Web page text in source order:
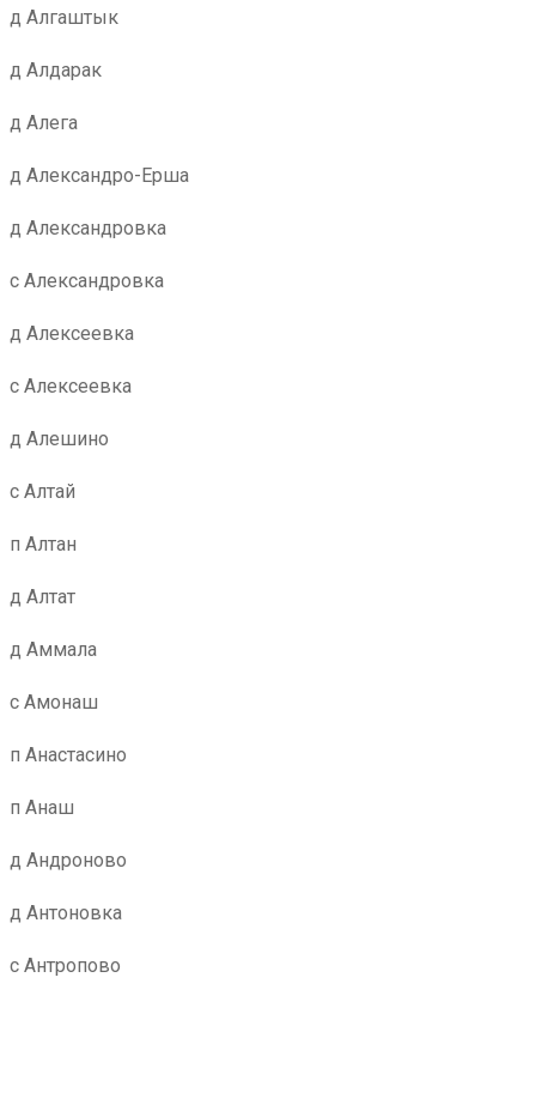
д Алгаштык
д Алдарак
д Алега
д Александро-Ерша
д Александровка
с Александровка
д Алексеевка
с Алексеевка
д Алешино
с Алтай
п Алтан
д Алтат
д Аммала
с Амонаш
п Анастасино
п Анаш
д Андроново
д Антоновка
с Антропово